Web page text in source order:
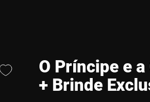
O Príncipe e
+ Brinde